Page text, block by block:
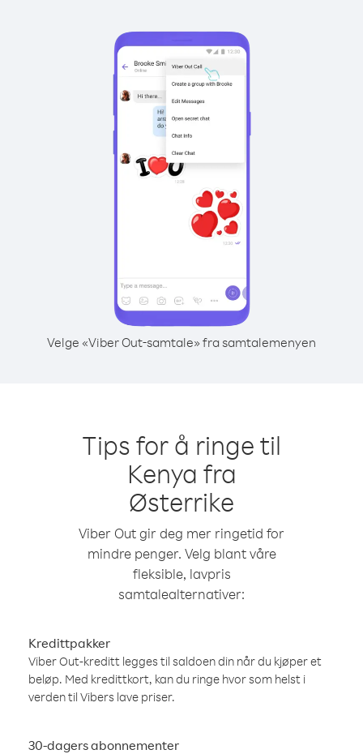
Velge «Viber Out-samtale» fra samtalemenyen
Tips for å ringe til
Kenya fra
Østerrike
Viber Out gir deg mer ringetid for
mindre penger. Velg blant våre
fleksible, lavpris
samtalealternativer:
Kredittpakker
Viber Out-kreditt legges til saldoen din når du kjøper et
beløp. Med kredittkort, kan du ringe hvor som helst i
verden til Vibers lave priser.
30-dagers abonnementer